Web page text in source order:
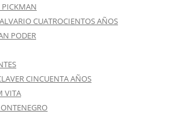
PICKMAN
CUATROCIENTOS AÑOS
PODER
CINCUENTA AÑOS
VITA